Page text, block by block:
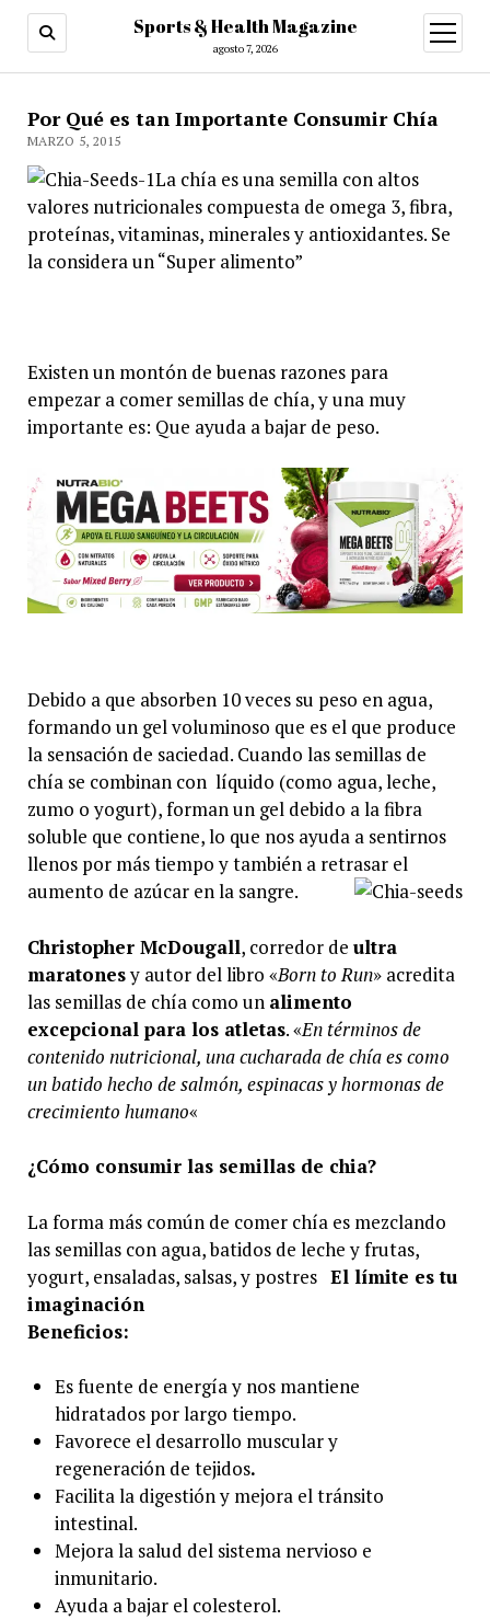
Sports & Health Magazine
agosto 7, 2026
abrir
menú
Por Qué es tan Importante Consumir Chía
MARZO 5, 2015
La chía es una semilla con altos
valores nutricionales compuesta de omega 3, fibra,
proteínas, vitaminas, minerales y antioxidantes. Se
la considera un “Super alimento”
Existen un montón de buenas razones para
empezar a comer semillas de chía, y una muy
importante es: Que ayuda a bajar de peso.
Debido a que absorben 10 veces su peso en agua,
formando un gel voluminoso que es el que produce
la sensación de saciedad. Cuando las semillas de
chía se combinan con líquido (como agua, leche,
zumo o yogurt), forman un gel debido a la fibra
soluble que contiene, lo que nos ayuda a sentirnos
llenos por más tiempo y también a retrasar el
aumento de azúcar en la sangre.
Christopher McDougall, corredor de ultra
maratonesy autor del libro «Born to Run» acredita
las semillas de chía como un alimento
excepcional para los atletas. «En términos de
contenido nutricional, una cucharada de chía es como
un batido hecho de salmón, espinacas y hormonas de
crecimiento humano«
¿Cómo consumir las semillas de chia?
La forma más común de comer chía es mezclando
las semillas con agua, batidos de leche y frutas,
yogurt, ensaladas, salsas, y postres El límite es tu
imaginación
Beneficios:
Es fuente de energía y nos mantiene
hidratados por largo tiempo.
Favorece el desarrollo muscular y
regeneración de tejidos.
Facilita la digestión y mejora el tránsito
intestinal.
Mejora la salud del sistema nervioso e
inmunitario.
Ayuda a bajar el colesterol.